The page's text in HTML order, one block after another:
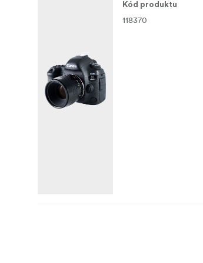
Kód produktu
118370